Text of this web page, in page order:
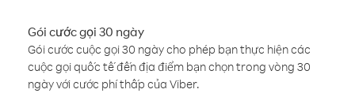
Gói cước gọi 30 ngày
Gói cước cuộc gọi 30 ngày cho phép bạn thực hiện các
cuộc gọi quốc tế đến địa điểm bạn chọn trong vòng 30
ngày với cước phí thấp của Viber.